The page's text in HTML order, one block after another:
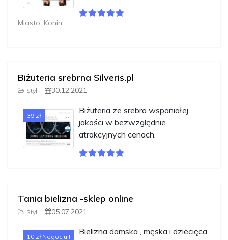
Miasto: Konin
Biżuteria srebrna Silveris.pl
Styl 30.12.2021
39 zł
Biżuteria ze srebra wspaniałej
jakości w bezwzględnie
atrakcyjnych cenach.
Tania bielizna -sklep online
Styl 05.07.2021
10 zł Negocjuj!
Bielizna damska , męska i dziecięca